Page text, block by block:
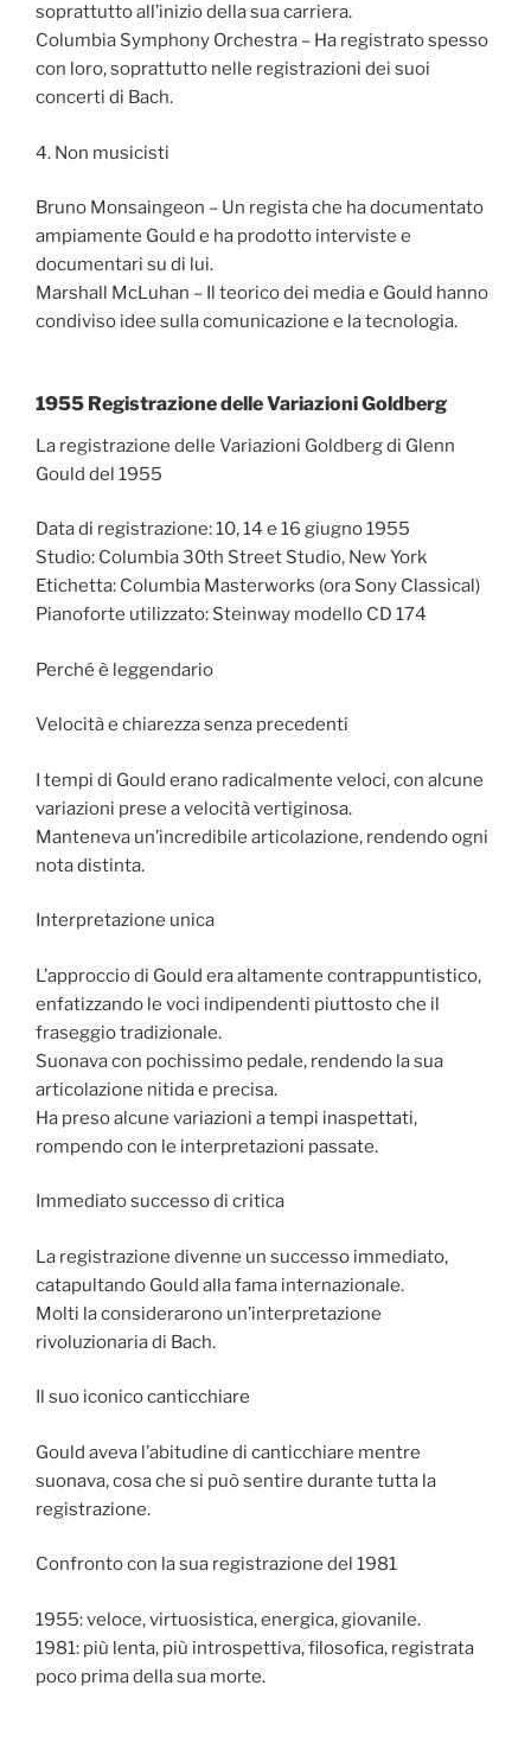
soprattutto all’inizio della sua carriera.
Columbia Symphony Orchestra – Ha registrato spesso
con loro, soprattutto nelle registrazioni dei suoi
concerti di Bach.
4. Non musicisti
Bruno Monsaingeon – Un regista che ha documentato
ampiamente Gould e ha prodotto interviste e
documentari su di lui.
Marshall McLuhan – Il teorico dei media e Gould hanno
condiviso idee sulla comunicazione e la tecnologia.
1955 Registrazione delle Variazioni Goldberg
La registrazione delle Variazioni Goldberg di Glenn
Gould del 1955
Data di registrazione: 10, 14 e 16 giugno 1955
Studio: Columbia 30th Street Studio, New York
Etichetta: Columbia Masterworks (ora Sony Classical)
Pianoforte utilizzato: Steinway modello CD 174
Perché è leggendario
Velocità e chiarezza senza precedenti
I tempi di Gould erano radicalmente veloci, con alcune
variazioni prese a velocità vertiginosa.
Manteneva un’incredibile articolazione, rendendo ogni
nota distinta.
Interpretazione unica
L’approccio di Gould era altamente contrappuntistico,
enfatizzando le voci indipendenti piuttosto che il
fraseggio tradizionale.
Suonava con pochissimo pedale, rendendo la sua
articolazione nitida e precisa.
Ha preso alcune variazioni a tempi inaspettati,
rompendo con le interpretazioni passate.
Immediato successo di critica
La registrazione divenne un successo immediato,
catapultando Gould alla fama internazionale.
Molti la considerarono un’interpretazione
rivoluzionaria di Bach.
Il suo iconico canticchiare
Gould aveva l’abitudine di canticchiare mentre
suonava, cosa che si può sentire durante tutta la
registrazione.
Confronto con la sua registrazione del 1981
1955: veloce, virtuosistica, energica, giovanile.
1981: più lenta, più introspettiva, filosofica, registrata
poco prima della sua morte.